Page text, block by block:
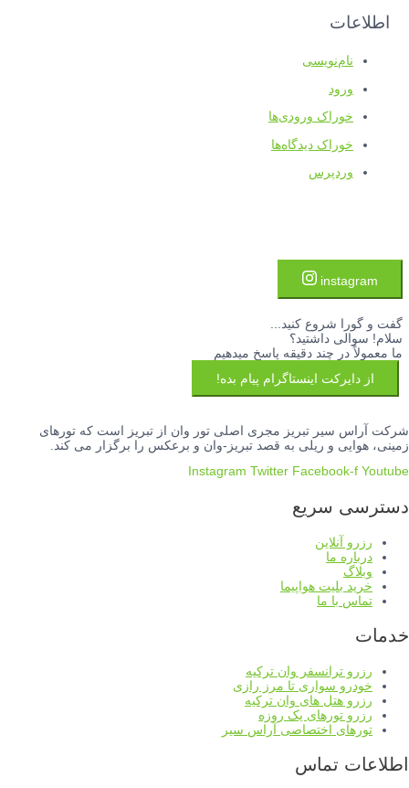
اطلاعات
نام‌نویسی
ورود
خوراک ورودی‌ها
خوراک دیدگاه‌ها
وردپرس
instagram
گفت و گورا شروع کنید...
سلام! سوالی داشتید؟
ما معمولاً در چند دقیقه پاسخ میدهیم
از دایرکت اینستاگرام پیام بده!
شرکت آراس سیر تبریز مجری اصلی تور وان از تبریز است که تورهای
زمینی، هوایی و ریلی به قصد تبریز-وان و برعکس را برگزار می کند.
Instagram Twitter Facebook-f Youtube
دسترسی سریع
رزرو آنلاین
درباره ما
وبلاگ
خرید بلیت هواپیما
تماس با ما
خدمات
رزرو ترانسفر وان ترکیه
خودرو سواری تا مرز رازی
رزرو هتل های وان ترکیه
رزرو تورهای یک روزه
تورهای اختصاصی آراس سیر
اطلاعات تماس